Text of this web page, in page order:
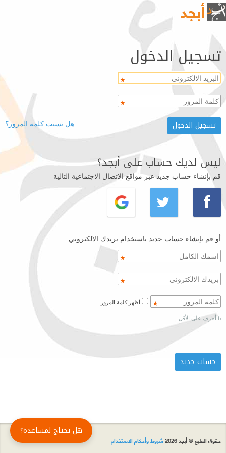
تسجيل الدخول
هل نسيت كلمة المرور؟
ليس لديك حساب على أبجد؟
قم بإنشاء حساب جديد عبر مواقع الاتصال الاجتماعية التالية
أو قم بإنشاء حساب جديد باستخدام بريدك الالكتروني
6 أحرف على الأقل
حقوق الطبع © أبجد 2026 شروط وأحكام الاستخدام
هل تحتاج لمساعدة؟